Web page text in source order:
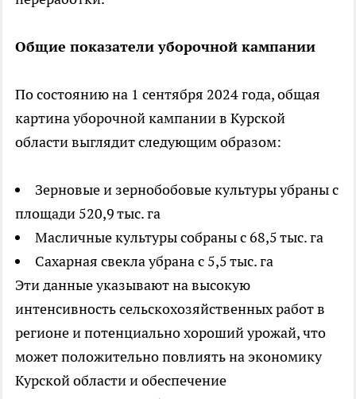
Общие показатели уборочной кампании
По состоянию на 1 сентября 2024 года, общая
картина уборочной кампании в Курской
области выглядит следующим образом:
Зерновые и зернобобовые культуры убраны с
площади 520,9 тыс. га
Масличные культуры собраны с 68,5 тыс. га
Сахарная свекла убрана с 5,5 тыс. га
Эти данные указывают на высокую
интенсивность сельскохозяйственных работ в
регионе и потенциально хороший урожай, что
может положительно повлиять на экономику
Курской области и обеспечение